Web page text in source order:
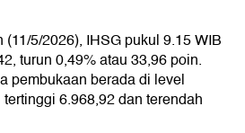
5/2026), IHSG pukul 9.15 WIB
turun 0,49% atau 33,96 poin.
pembukaan berada di level
6.968,92 dan terendah